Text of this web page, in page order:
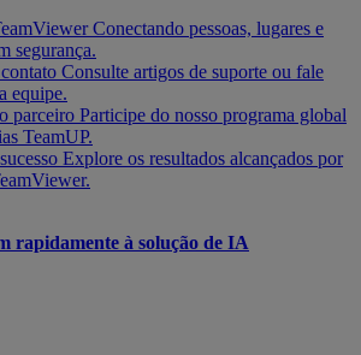
Conectando pessoas, lugares e
segurança.
Consulte artigos de suporte ou fale
equipe.
parceiro Participe do nosso programa global
TeamUP.
Explore os resultados alcançados por
rapidamente à solução de IA